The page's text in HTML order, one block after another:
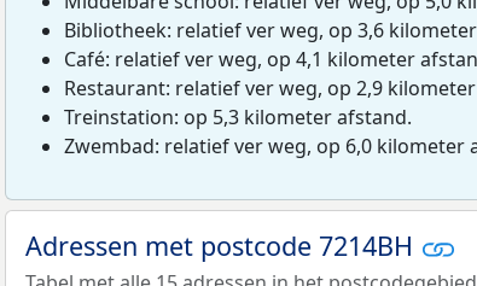
Bibliotheek: relatief ver weg, op 3,6
Café: relatief ver weg, op 4,1 kilometer
Restaurant: relatief ver weg, op 2,9
Treinstation: op 5,3 kilometer afstand.
Zwembad: relatief ver weg, op 6,0 kilometer
Adressen met postcode 7214BH